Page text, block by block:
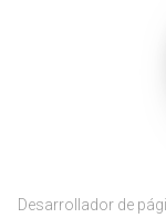
Desarrollador de